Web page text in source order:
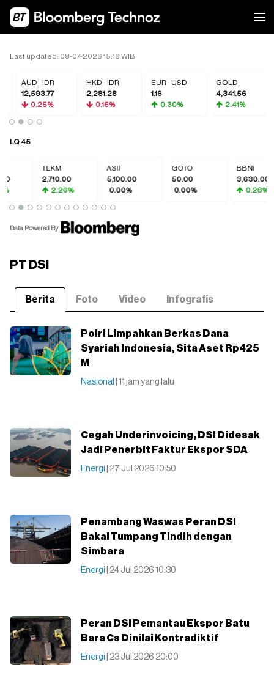
Last updated: 08-07-2026 15:16 WIB
AUD - IDR
12,593.77
0.25%
HKD - IDR
2,281.28
0.16%
EUR - USD
1.16
0.30%
GOLD
4,341.56
2.41%
LQ 45
TLKM
2,710.00
2.26%
5,100.00
0.00%
GOTO
50.00
0.00%
BBNI
3,630.00
0.28%
Data Powered By
PT DSI
Berita Foto Video Infografis
Polri Limpahkan Berkas Dana
Syariah Indonesia, Sita Aset Rp425
M
Nasional | 11 jam yang lalu
Cegah Underinvoicing, DSI Didesak
Jadi Penerbit Faktur Ekspor SDA
Energi | 27 Jul 2026 10:50
Penambang Waswas Peran DSI
Bakal Tumpang Tindih dengan
Simbara
Energi | 24 Jul 2026 10:30
Peran DSI Pemantau Ekspor Batu
Bara Cs Dinilai Kontradiktif
Energi | 23 Jul 2026 20:00